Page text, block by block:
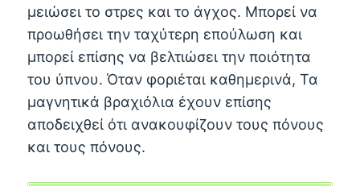
μειώσει το στρες και το άγχος. Μπορεί να
προωθήσει την ταχύτερη επούλωση και
μπορεί επίσης να βελτιώσει την ποιότητα
του ύπνου. Όταν φοριέται καθημερινά, Τα
μαγνητικά βραχιόλια έχουν επίσης
αποδειχθεί ότι ανακουφίζουν τους πόνους
και τους πόνους.